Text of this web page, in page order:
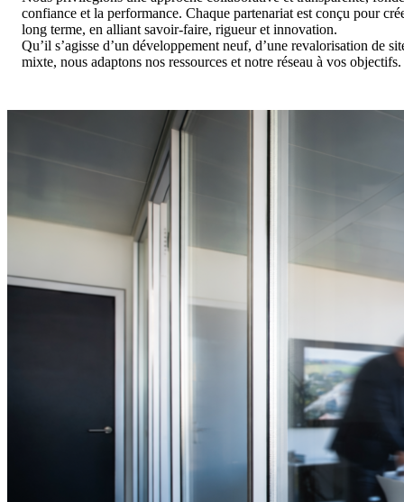
confiance et la performance. Chaque partenariat est conçu pour
long terme, en alliant savoir-faire, rigueur et innovation.
Qu’il s’agisse d’un développement neuf, d’une revalorisation de
mixte, nous adaptons nos ressources et notre réseau à vos objectifs.